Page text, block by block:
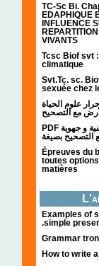
TC-Sc Bi.
EDAPHIQUE
INFLUENCE
VIVANTS
Tcsc Biof svt
climatique
Svt.Tc. sc.
sexuée chez
علوم الحياة
مع التصحيح
PDF تحميل امتحانات وطنية و جهوية
التصحيح بصيغة
Épreuves du
toutes
matières
Examples of
.simple
Grammar
How to write